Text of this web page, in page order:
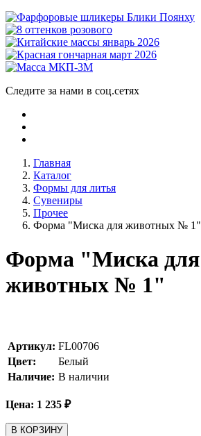
Следите за нами в соц.сетях
Главная
Каталог
Формы для литья
Сувениры
Прочее
Форма "Миска для животных № 1"
Форма "Миска для
животных № 1"
Артикул: FL00706
Цвет:
Белый
Наличие: В наличии
Цена: 1 235 ₽
В КОРЗИНУ